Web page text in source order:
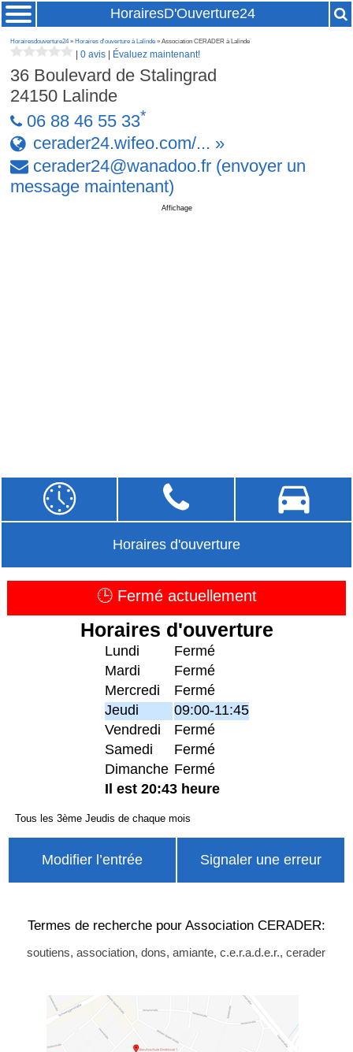
HorairesD'Ouverture24
Horairesdouverture24» Horaires d'ouverture à Lalinde » Association CERADER à Lalinde
|0 avis Évaluez maintenant!
36 Boulevard de Stalingrad
24150 Lalinde
06 88 46 55 33*
cerader24.wifeo.com/... »
cerader24@wanadoo.fr (envoyer un
message maintenant)
Affichage
Horaires d'ouverture
🕒 Fermé actuellement
Horaires d'ouverture
Lundi
Fermé
Mardi
Fermé
Mercredi
Fermé
Jeudi
09:00-11:45
Vendredi
Fermé
Samedi
Fermé
Dimanche Fermé
Il est 20:43 heure
Tous les 3ème Jeudis de chaque mois
Modifier l’entrée Signaler une erreur
Termes de recherche pour Association CERADER:
soutiens, association, dons, amiante, c.e.r.a.d.e.r., cerader